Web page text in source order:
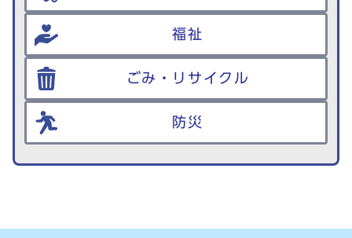
福祉
ごみ・リサイクル
防災